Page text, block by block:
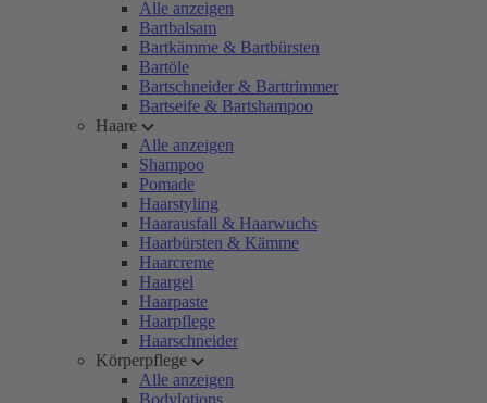
Alle anzeigen
Bartbalsam
Bartkämme & Bartbürsten
Bartöle
Bartschneider & Barttrimmer
Bartseife & Bartshampoo
Haare
Alle anzeigen
Shampoo
Pomade
Haarstyling
Haarausfall & Haarwuchs
Haarbürsten & Kämme
Haarcreme
Haargel
Haarpaste
Haarpflege
Haarschneider
Körperpflege
Alle anzeigen
Bodylotions